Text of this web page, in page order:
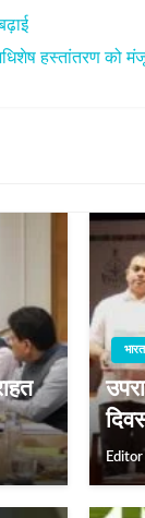
हस्तांतरण को
भारत
Editor